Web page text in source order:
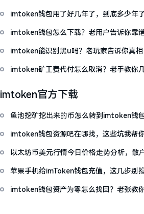
imtoken钱包用了好几年了，到底多少年了
imtoken钱包怎么下载？老用户告诉你靠
imtoken能识别黑u吗？老玩家告诉你真相
imtoken矿工费代付怎么取消？老手教你
imtoken官方下载
鱼池挖矿挖出来的币怎么转到imtoken钱包
imtoken钱包资源吧在哪找，这些坑我帮
以太坊币美元行情今日价格走势分析，散
苹果手机给imToken钱包充值，这几步别
imtoken钱包资产为零怎么找回？老张教